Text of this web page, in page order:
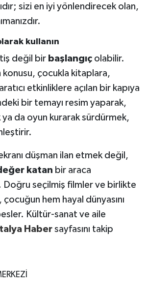
sizi en iyi yönlendirecek olan,
kullanın
değil bir başlangıçolabilir.
konusu, çocukla kitaplara,
etkinliklere açılan bir kapıya
bir temayı resim yaparak,
ya da oyun kurarak sürdürmek,
düşman ilan etmek değil,
katan bir araca
seçilmiş filmler ve birlikte
hem hayal dünyasını
Kültür-sanat ve aile
Habersayfasını takip